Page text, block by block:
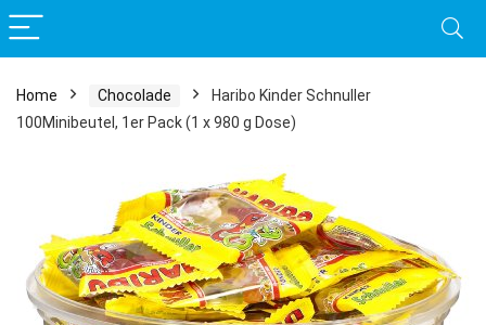
Home Chocolade
Haribo Kinder Schnuller
100Minibeutel, 1er Pack (1 x 980 g Dose)